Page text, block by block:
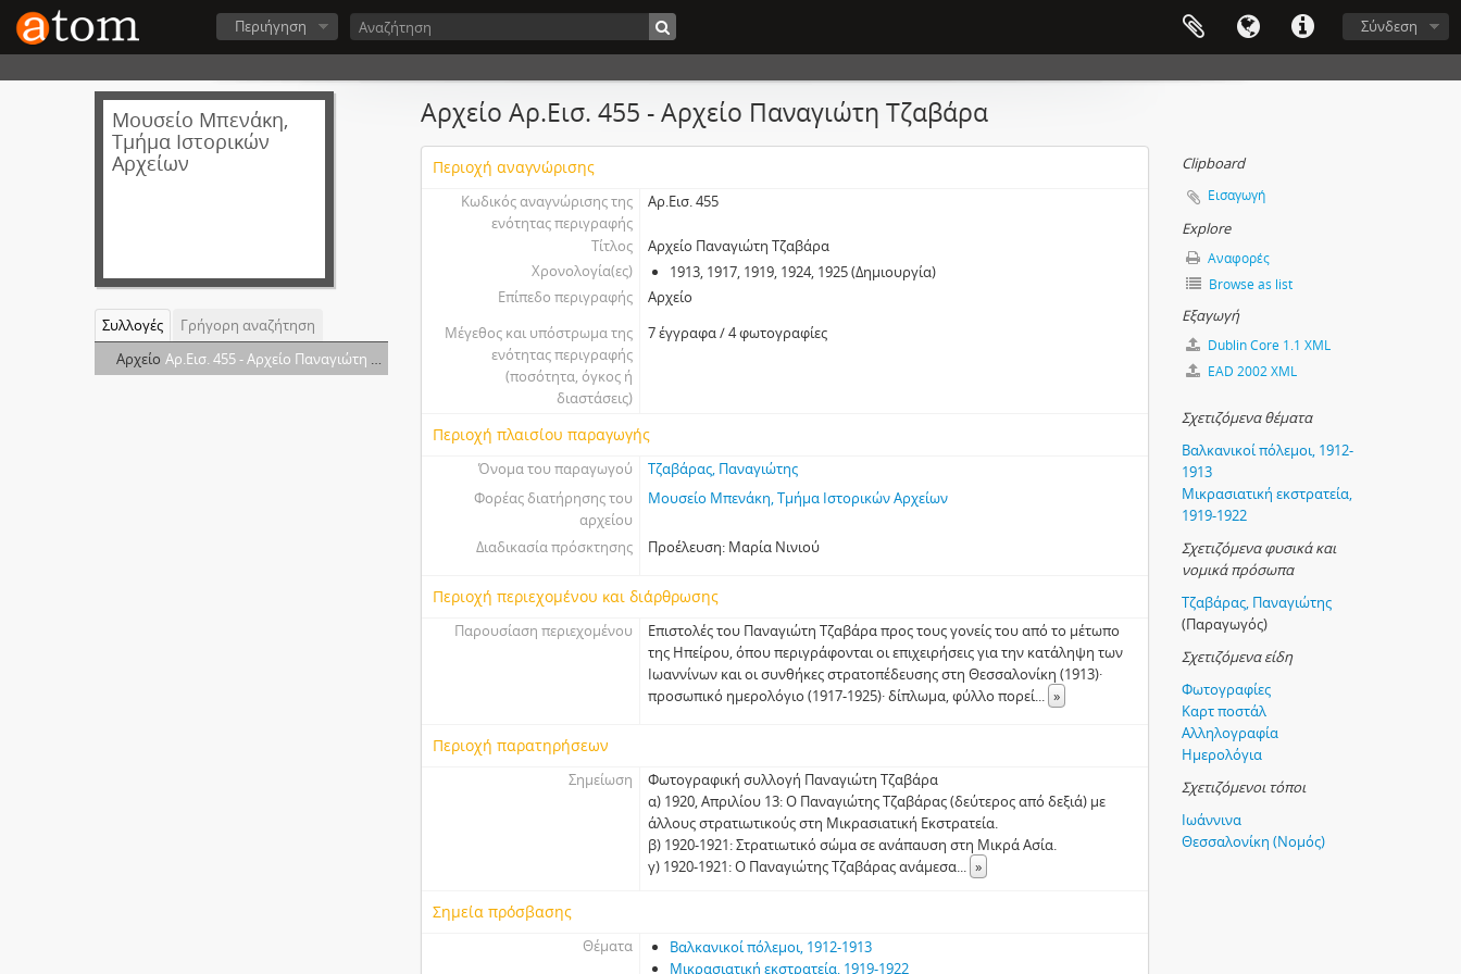
Σύνδεση
Περιήγηση
Μουσείο Μπενάκη,
Τμήμα Ιστορικών
Αρχείων
Συλλογές
Γρήγορη αναζήτηση
Αρχείο Αρ.Εισ. 455 - Αρχείο Παναγιώτη Τζαβάρα
Αρχείο Αρ.Εισ. 455 - Αρχείο Παναγιώτη Τζαβάρα
Περιοχή αναγνώρισης
Κωδικός αναγνώρισης της
ενότητας περιγραφής
Αρ.Εισ. 455
Τίτλος
Αρχείο Παναγιώτη Τζαβάρα
Χρονολογία(ες)
1913, 1917, 1919, 1924, 1925 (Δημιουργία)
Επίπεδο περιγραφής
Αρχείο
Μέγεθος και υπόστρωμα της
ενότητας περιγραφής
(ποσότητα, όγκος ή
διαστάσεις)
7 έγγραφα / 4 φωτογραφίες
Περιοχή πλαισίου παραγωγής
Όνομα του παραγωγού
Τζαβάρας, Παναγιώτης
Φορέας διατήρησης του
αρχείου
Μουσείο Μπενάκη, Τμήμα Ιστορικών Αρχείων
Διαδικασία πρόσκτησης Προέλευση: Μαρία Νινιού
Περιοχή περιεχομένου και διάρθρωσης
Παρουσίαση περιεχομένου
Επιστολές του Παναγιώτη Τζαβάρα προς τους γονείς του από το μέτωπο
της Ηπείρου, όπου περιγράφονται οι επιχειρήσεις για την κατάληψη των
Ιωαννίνων και οι συνθήκες στρατοπέδευσης στη Θεσσαλονίκη (1913)·
προσωπικό ημερολόγιο (1917-1925)· δίπλωμα, φύλλο πορεί... »
Περιοχή παρατηρήσεων
Σημείωση
Φωτογραφική συλλογή Παναγιώτη Τζαβάρα
α) 1920, Απριλίου 13: Ο Παναγιώτης Τζαβάρας (δεύτερος από δεξιά) με
άλλους στρατιωτικούς στη Μικρασιατική Εκστρατεία.
β) 1920-1921: Στρατιωτικό σώμα σε ανάπαυση στη Μικρά Ασία.
γ) 1920-1921: Ο Παναγιώτης Τζαβάρας ανάμεσα... »
Σημεία πρόσβασης
Θέματα
Βαλκανικοί πόλεμοι, 1912-1913
Μικρασιατική εκστρατεία, 1919-1922
Clipboard
Εισαγωγή
Explore
Αναφορές
Browse as list
Εξαγωγή
Dublin Core 1.1 XML
EAD 2002 XML
Σχετιζόμενα θέματα
Βαλκανικοί πόλεμοι, 1912-
1913
Μικρασιατική εκστρατεία,
1919-1922
Σχετιζόμενα φυσικά και
νομικά πρόσωπα
Τζαβάρας, Παναγιώτης
(Παραγωγός)
Σχετιζόμενα είδη
Φωτογραφίες
Καρτ ποστάλ
Αλληλογραφία
Ημερολόγια
Σχετιζόμενοι τόποι
Ιωάννινα
Θεσσαλονίκη (Νομός)